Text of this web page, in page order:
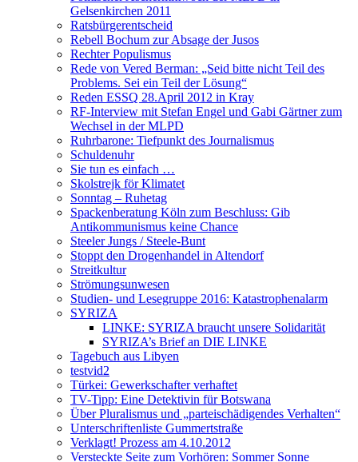
Gelsenkirchen 2011
Ratsbürgerentscheid
Rebell Bochum zur Absage der Jusos
Rechter Populismus
Rede von Vered Berman: „Seid bitte nicht Teil des
Problems. Sei ein Teil der Lösung“
Reden ESSQ 28.April 2012 in Kray
RF-Interview mit Stefan Engel und Gabi Gärtner zum
Wechsel in der MLPD
Ruhrbarone: Tiefpunkt des Journalismus
Schuldenuhr
Sie tun es einfach …
Skolstrejk för Klimatet
Sonntag – Ruhetag
Spackenberatung Köln zum Beschluss: Gib
Antikommunismus keine Chance
Steeler Jungs / Steele-Bunt
Stoppt den Drogenhandel in Altendorf
Streitkultur
Strömungsunwesen
Studien- und Lesegruppe 2016: Katastrophenalarm
SYRIZA
LINKE: SYRIZA braucht unsere Solidarität
SYRIZA’s Brief an DIE LINKE
Tagebuch aus Libyen
testvid2
Türkei: Gewerkschafter verhaftet
TV-Tipp: Eine Detektivin für Botswana
Über Pluralismus und „parteischädigendes Verhalten“
Unterschriftenliste Gummertstraße
Verklagt! Prozess am 4.10.2012
Versteckte Seite zum Vorhören: Sommer Sonne